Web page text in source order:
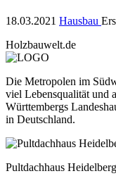
18.03.2021 Hausbau
Holzbauwelt.de
Die Metropolen im
viel Lebensqualität und
Württembergs
in Deutschland.
Pultdachhaus